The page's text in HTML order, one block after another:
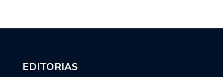
EDITORIAS